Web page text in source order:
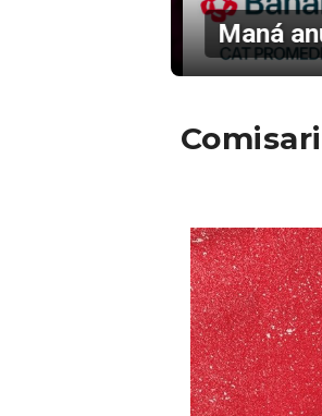
Maná